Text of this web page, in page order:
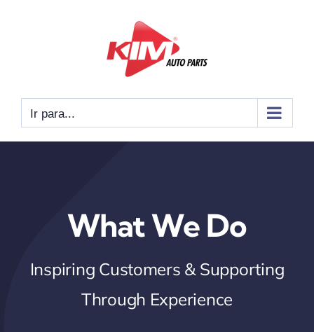
Ir para...
What We Do
Inspiring Customers & Supporting
Through Experience